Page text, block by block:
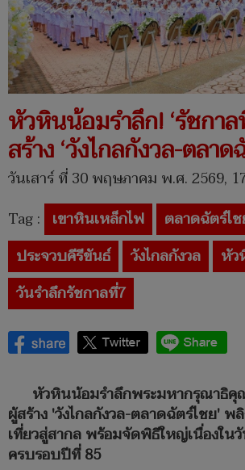
หัวหินน้อมรำลึก! ‘รัชกาล
สร้าง ‘วังไกลกังวล-ตลาด
วันเสาร์ ที่ 30 พฤษภาคม พ.ศ. 2569,
Tag : เขาหินเหล็กไฟ
ตลาดฉัตร์ไ
ประจวบคีรีขันธ์
วังไกลกังวล
หั
วันรำลึกรัชกาลที่7
หัวหินน้อมรำลึกพระมหากรุณาธิคุ
ผู้สร้าง 'วังไกลกังวล-ตลาดฉัตร์ไชย' พ
เที่ยวสู่สากล พร้อมจัดพิธีใหญ่เนื่องใน
ครบรอบปีที่ 85